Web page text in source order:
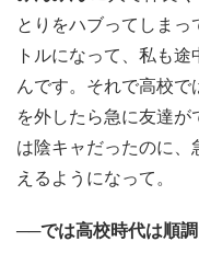
とりをハブってしま
トルになって、私も
んです。それで高校
を外したら急に友達
は陰キャだったのに
えるようになって。
──では高校時代は順調